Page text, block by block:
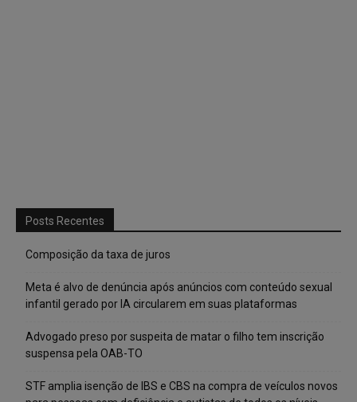
Posts Recentes
Composição da taxa de juros
Meta é alvo de denúncia após anúncios com conteúdo sexual
infantil gerado por IA circularem em suas plataformas
Advogado preso por suspeita de matar o filho tem inscrição
suspensa pela OAB-TO
STF amplia isenção de IBS e CBS na compra de veículos novos